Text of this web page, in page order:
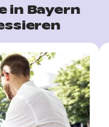
in Bayern